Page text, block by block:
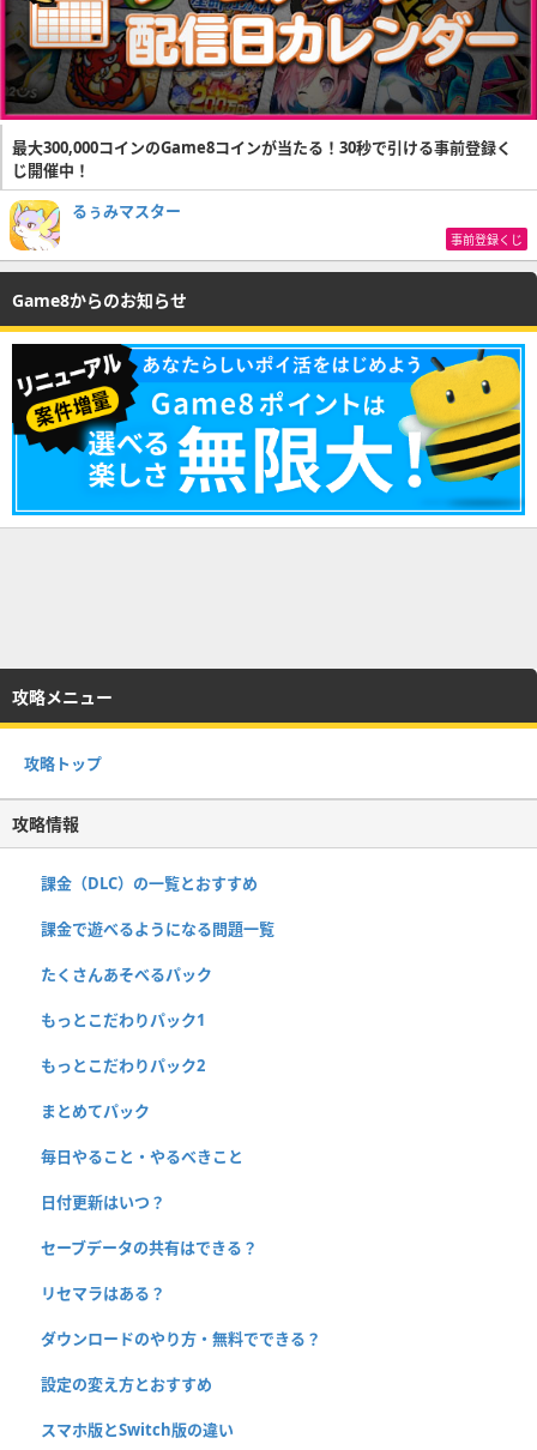
最大300,000コインのGame8コインが当たる！30秒で引ける事前登録く
じ開催中！
るぅみマスター
事前登録くじ
Game8からのお知らせ
攻略メニュー
攻略トップ
攻略情報
課金（DLC）の一覧とおすすめ
課金で遊べるようになる問題一覧
たくさんあそべるパック
もっとこだわりパック1
もっとこだわりパック2
まとめてパック
毎日やること・やるべきこと
日付更新はいつ？
セーブデータの共有はできる？
リセマラはある？
ダウンロードのやり方・無料でできる？
設定の変え方とおすすめ
スマホ版とSwitch版の違い